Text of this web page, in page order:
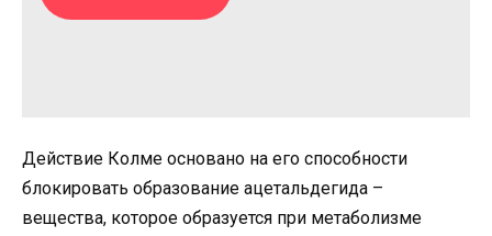
Действие Колме основано на его способности
блокировать образование ацетальдегида –
вещества, которое образуется при метаболизме